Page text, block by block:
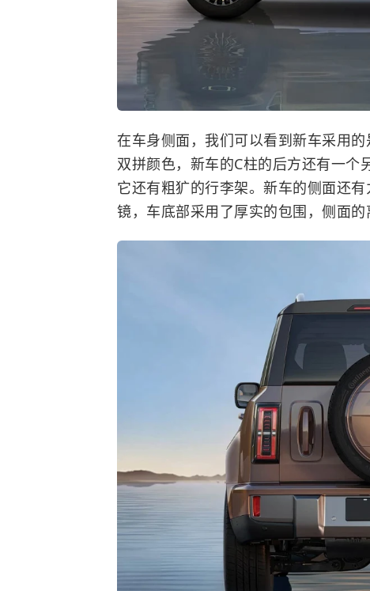
在车身侧面，我们可以看到新车采用
双拼颜色，新车的C柱的后方还有一个
它还有粗犷的行李架。新车的侧面还
镜，车底部采用了厚实的包围，侧面的